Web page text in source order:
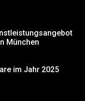
München
im Jahr 2025